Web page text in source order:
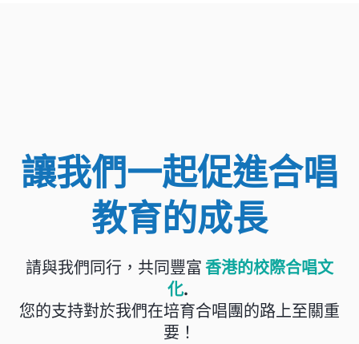
讓我們一起促進合唱
教育的成長
請與我們同行，共同豐富 香港的校際合唱文
化.
您的支持對於我們在培育合唱團的路上至關重
要！